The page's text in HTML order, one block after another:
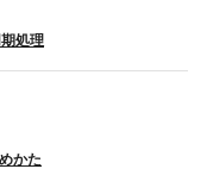
処理
かた